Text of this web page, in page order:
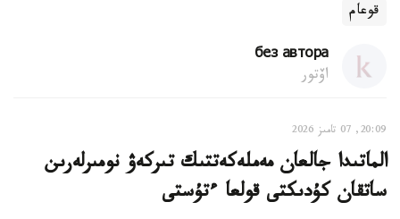
قوعام
без автора
اۆتور
20:09, 07 تامىز 2026
الماتىدا جالعان مەملەكەتتىك تىركەۋ نومىرلەرىن
ساتقان كۇدىكتى قولعا ءتۇستى